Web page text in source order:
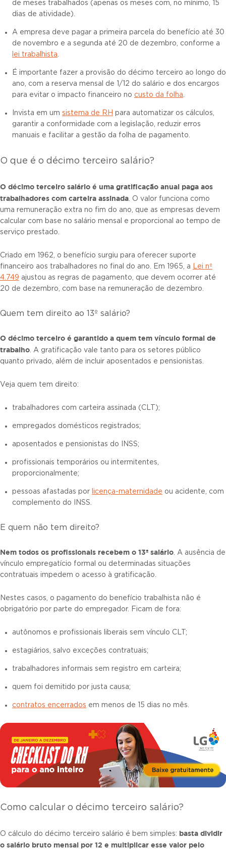
de meses trabalhados (apenas os meses com, no mínimo, 15
dias de atividade).
A empresa deve pagar a primeira parcela do benefício até 30
de novembro e a segunda até 20 de dezembro, conforme a
lei trabalhista.
É importante fazer a provisão do décimo terceiro ao longo do
ano, com a reserva mensal de 1/12 do salário e dos encargos
para evitar o impacto financeiro no custo da folha.
Invista em um sistema de RH para automatizar os cálculos,
garantir a conformidade com a legislação, reduzir erros
manuais e facilitar a gestão da folha de pagamento.
O que é o décimo terceiro salário?
O décimo terceiro salário é uma gratificação anual paga aos
trabalhadores com carteira assinada. O valor funciona como
uma remuneração extra no fim do ano, que as empresas devem
calcular com base no salário mensal e proporcional ao tempo de
serviço prestado.
Criado em 1962, o benefício surgiu para oferecer suporte
financeiro aos trabalhadores no final do ano. Em 1965, a Lei nº
4.749 ajustou as regras de pagamento, que devem ocorrer até
20 de dezembro, com base na remuneração de dezembro.
Quem tem direito ao 13º salário?
O décimo terceiro é garantido a quem tem vínculo formal de
trabalho. A gratificação vale tanto para os setores público
quanto privado, além de incluir aposentados e pensionistas.
Veja quem tem direito:
trabalhadores com carteira assinada (CLT);
empregados domésticos registrados;
aposentados e pensionistas do INSS;
profissionais temporários ou intermitentes,
proporcionalmente;
pessoas afastadas por licença-maternidade ou acidente, com
complemento do INSS.
E quem não tem direito?
Nem todos os profissionais recebem o 13º salário. A ausência de
vínculo empregatício formal ou determinadas situações
contratuais impedem o acesso à gratificação.
Nestes casos, o pagamento do benefício trabalhista não é
obrigatório por parte do empregador. Ficam de fora:
autônomos e profissionais liberais sem vínculo CLT;
estagiários, salvo exceções contratuais;
trabalhadores informais sem registro em carteira;
quem foi demitido por justa causa;
contratos encerrados em menos de 15 dias no mês.
Como calcular o décimo terceiro salário?
O cálculo do décimo terceiro salário é bem simples: basta dividir
o salário bruto mensal por 12 e multiplicar esse valor pelo